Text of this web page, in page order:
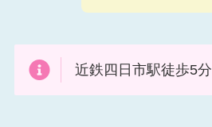
近鉄四日市駅徒歩5分